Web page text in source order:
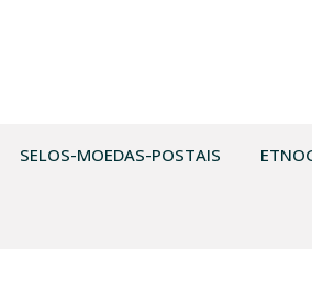
SELOS-MOEDAS-POSTAIS